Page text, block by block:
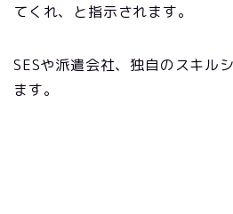
てくれ、と指示されます。
SESや派遣会社、独自のスキル
ます。